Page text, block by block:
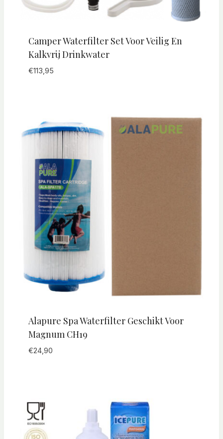
Camper Waterfilter Set Voor Veilig En
Kalkvrij Drinkwater
€113,95
Alapure Spa Waterfilter Geschikt Voor
Magnum CH19
€24,90